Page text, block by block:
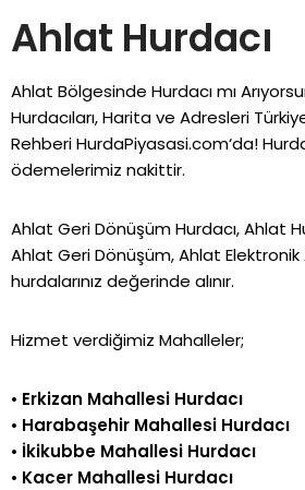
Ahlat Hurdacı
Ahlat Bölgesinde Hurdacı mı
Hurdacıları, Harita ve Adresleri
RehberiHurdaPiyasasi.com‘da!
ödemelerimiz nakittir.
Ahlat Geri Dönüşüm Hurdacı, Ahlat
Ahlat Geri Dönüşüm, Ahlat Elektronik
hurdalarınız değerinde alınır.
Hizmet verdiğimiz Mahalleler;
• Erkizan Mahallesi Hurdacı
• Harabaşehir Mahallesi Hurdacı
• İkikubbe Mahallesi Hurdacı
• Kacer Mahallesi Hurdacı